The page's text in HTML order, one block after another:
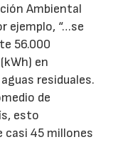
Ambiental
ejemplo, “…se
56.000
en
residuales.
de
esto
casi 45 millones